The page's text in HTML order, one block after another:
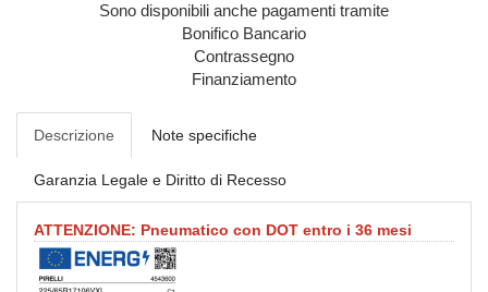
Sono disponibili anche pagamenti tramite
Bonifico Bancario
Contrassegno
Finanziamento
Descrizione Note specifiche
Garanzia Legale e Diritto di Recesso
ATTENZIONE: Pneumatico con DOT entro i 36 mesi